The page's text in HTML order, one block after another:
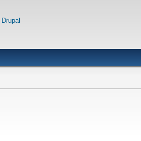
Drupal